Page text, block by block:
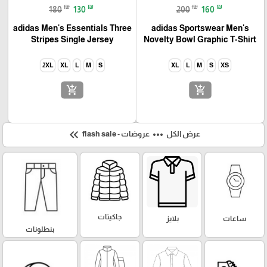
200 ₪ 160 ₪
adidas Sportswear Men's
Novelty Bowl Graphic T-Shirt
XS
S
M
L
XL
add_shopping_cart
180 ₪ 130 ₪
adidas Men's Essentials Three
Stripes Single Jersey
S
M
L
XL
2XL
add_shopping_cart
عرض الكل more_horiz عروضات - flash sale keyboard_double_arrow_left
ساعات بلايز
جاكيتات
بنطلونات